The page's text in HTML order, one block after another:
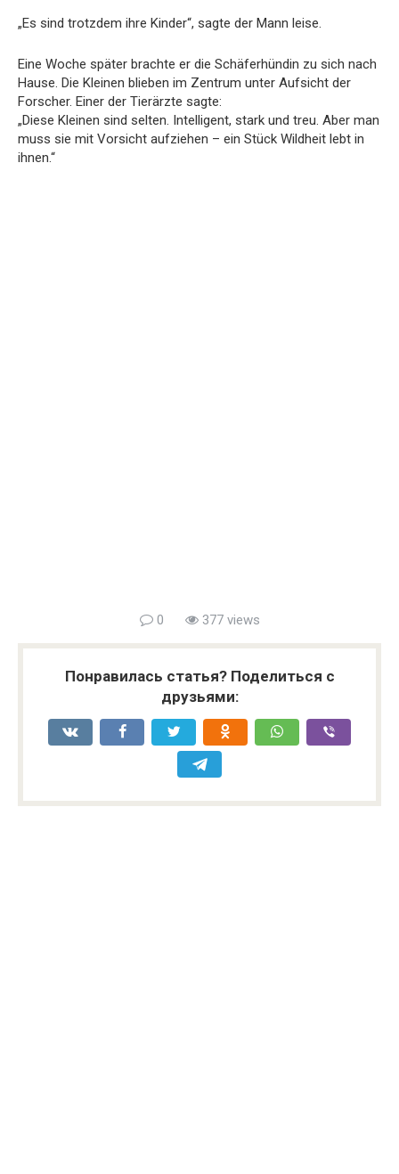
„Es sind trotzdem ihre Kinder“, sagte der Mann leise.
Eine Woche später brachte er die Schäferhündin zu sich nach
Hause. Die Kleinen blieben im Zentrum unter Aufsicht der
Forscher. Einer der Tierärzte sagte:
„Diese Kleinen sind selten. Intelligent, stark und treu. Aber man
muss sie mit Vorsicht aufziehen – ein Stück Wildheit lebt in
ihnen.“
0 377 views
Понравилась статья? Поделиться с
друзьями: